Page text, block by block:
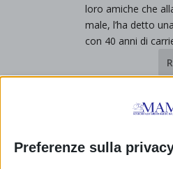
loro amiche che
male, l’ha detto
con 40 anni di
Dott.
Giugno 2014
Preferenze sulla